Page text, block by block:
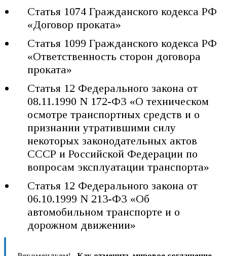
Статья 1074 Гражданского кодекса РФ
«Договор проката»
Статья 1099 Гражданского кодекса РФ
«Ответственность сторон договора
проката»
Статья 12 Федерального закона от
08.11.1990 N 172-ФЗ «О техническом
осмотре транспортных средств и о
признании утратившими силу
некоторых законодательных актов
СССР и Российской Федерации по
вопросам эксплуатации транспорта»
Статья 12 Федерального закона от
06.10.1999 N 213-ФЗ «Об
автомобильном транспорте и о
дорожном движении»